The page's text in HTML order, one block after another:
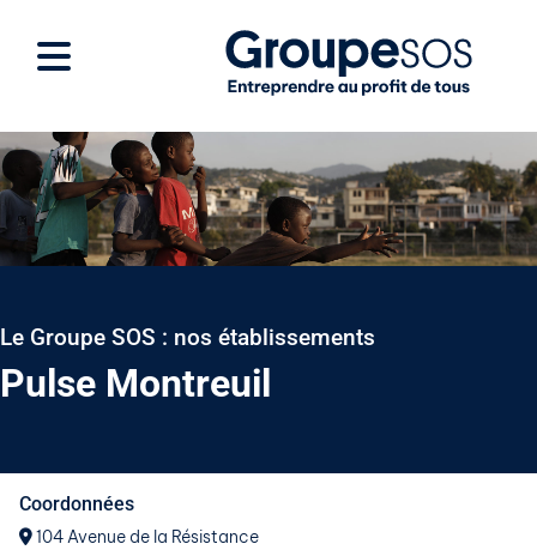
Le Groupe SOS : nos établissements
Pulse Montreuil
Coordonnées
104 Avenue de la Résistance